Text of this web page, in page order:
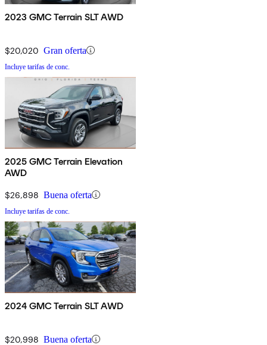
2023 GMC Terrain SLT AWD
$20,020 Gran oferta
Incluye tarifas de conc.
2025 GMC Terrain Elevation
AWD
$26,898 Buena oferta
Incluye tarifas de conc.
2024 GMC Terrain SLT AWD
$20,998 Buena oferta